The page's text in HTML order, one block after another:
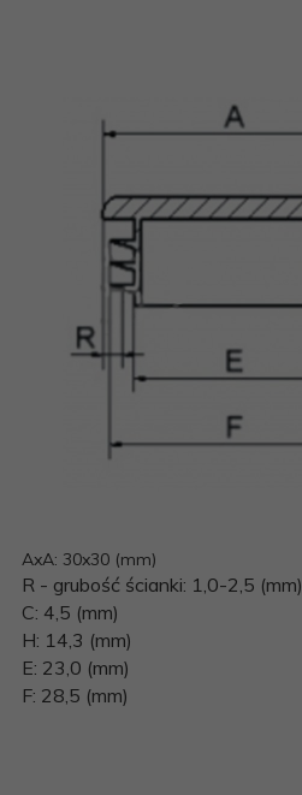
AxA: 30x30 (mm)
R - grubość ścianki: 1,0-2,5 (mm)
C: 4,5 (mm)
H: 14,3 (mm)
E: 23,0 (mm)
F: 28,5 (mm)